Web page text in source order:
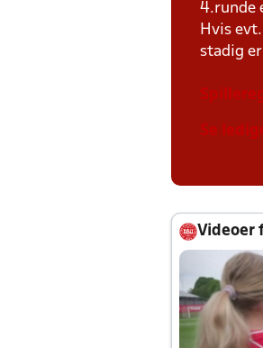
4.runde
Hvis
stadig
Se
Videoer